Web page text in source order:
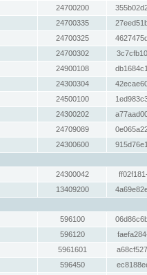
24700200
24700335
24700325
24700302
24900108
24300304
24500100
24300202
24709089
24300600
24300042
13409200
596100
596120
5961601
596450